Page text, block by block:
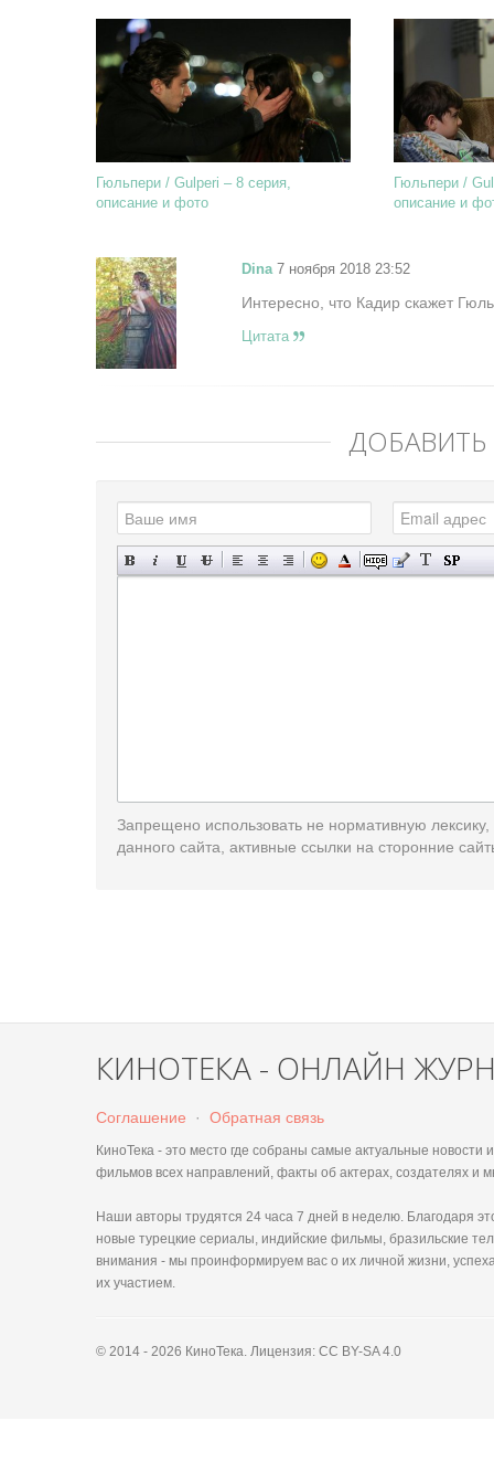
Гюльпери / Gulperi – 8 серия,
описание и фото
Гюльпери /
описание и
Dina7 ноября 2018 23:52
Интересно, что Кадир скажет
Цитата
Запрещено использовать не нормативную лексику,
данного сайта, активные ссылки на сторонние
КИНОТЕКА - ОНЛАЙН
Соглашение · Обратная связь
КиноТека - это место где собраны самые актуальные
фильмов всех направлений, факты об актерах, создателях и
Наши авторы трудятся 24 часа 7 дней в неделю. Благодаря
новые турецкие сериалы, индийские фильмы, бразильские
внимания - мы проинформируем вас о их личной жизни,
их участием.
© 2014 - 2026 КиноТека. Лицензия: CC BY-SA 4.0